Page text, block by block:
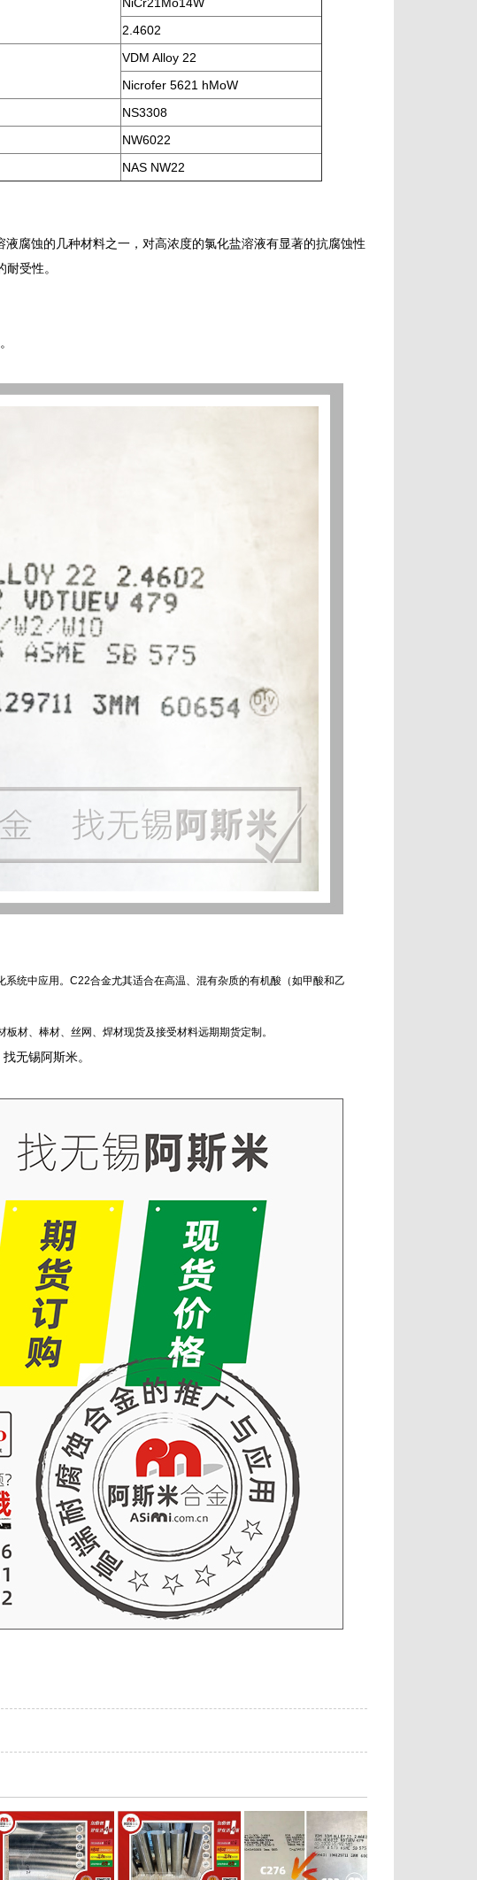
2.4602
VDM Alloy 22
Nicrofer 5621 hMoW
NS3308
NW6022
NAS NW22
腐蚀的几种材料之一，对高浓度的氯化盐溶液有显著的抗腐蚀性
受性。
统中应用。C22合金尤其适合在高温、混有杂质的有机酸（如甲酸和乙
材、棒材、丝网、焊材现货及接受材料远期期货定制。
无锡阿斯米。